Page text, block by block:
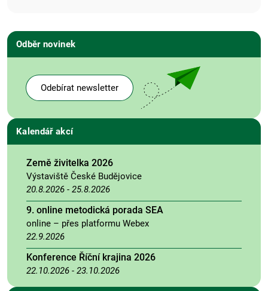
Odběr novinek
Odebírat newsletter
Kalendář akcí
Země živitelka 2026
Výstaviště České Budějovice
20.8.2026 - 25.8.2026
9. online metodická porada SEA
online – přes platformu Webex
22.9.2026
Konference Říční krajina 2026
22.10.2026 - 23.10.2026